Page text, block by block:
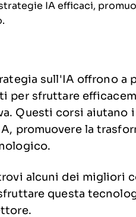
IA efficaci,
sull'IA offrono a
per sfruttare
Questi corsi aiutano
promuovere la
alcuni dei migliori
questa